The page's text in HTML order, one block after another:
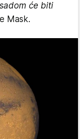
će biti
Mask.